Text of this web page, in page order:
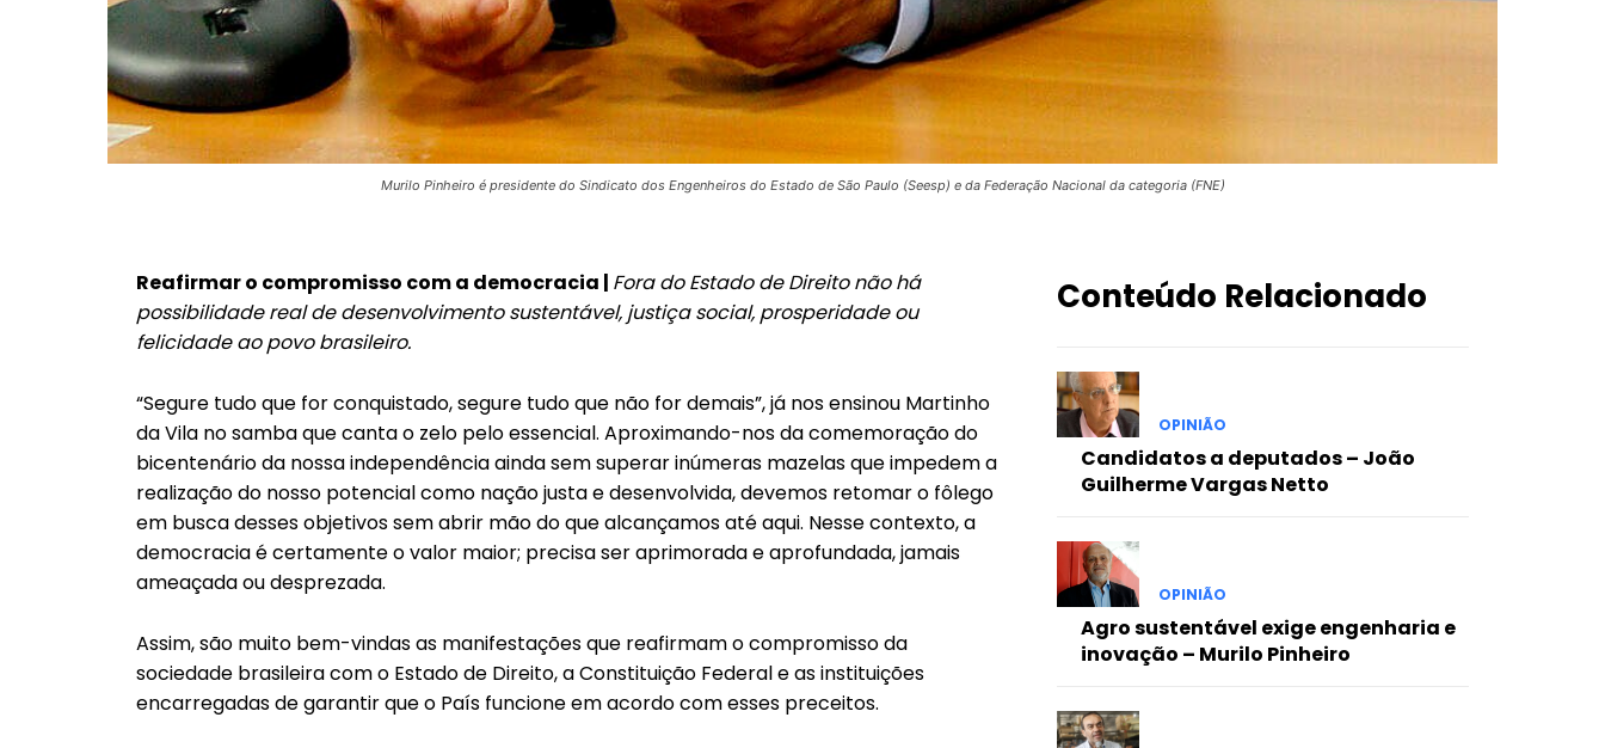
Murilo Pinheiro é presidente do Sindicato dos Engenheiros do Estado de São Paulo (Seesp) e da Federação Nacional da categoria (FNE)
Reafirmar o compromisso com a democracia | Fora do Estado de Direito não há
possibilidade real de desenvolvimento sustentável, justiça social, prosperidade ou
felicidade ao povo brasileiro.
“Segure tudo que for conquistado, segure tudo que não for demais”, já nos ensinou Martinho
da Vila no samba que canta o zelo pelo essencial. Aproximando-nos da comemoração do
bicentenário da nossa independência ainda sem superar inúmeras mazelas que impedem a
realização do nosso potencial como nação justa e desenvolvida, devemos retomar o fôlego
em busca desses objetivos sem abrir mão do que alcançamos até aqui. Nesse contexto, a
democracia é certamente o valor maior; precisa ser aprimorada e aprofundada, jamais
ameaçada ou desprezada.
Assim, são muito bem-vindas as manifestações que reafirmam o compromisso da
sociedade brasileira com o Estado de Direito, a Constituição Federal e as instituições
encarregadas de garantir que o País funcione em acordo com esses preceitos.
Conteúdo Relacionado
OPINIÃO
Candidatos a deputados – João
Guilherme Vargas Netto
OPINIÃO
Agro sustentável exige engenharia e
inovação – Murilo Pinheiro